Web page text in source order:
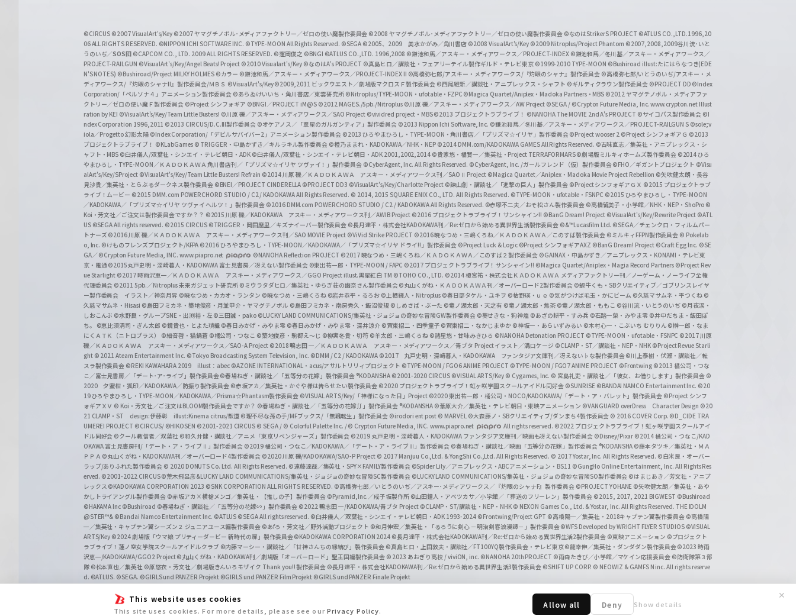
This website uses cookies
This site uses cookies. For more details, please see ourPrivacy Policy.
Allow all Deny Show details
✕
c
h
w
a
r
z
b
e
O
f
f
i
c
i
a
l
C
h
a
n
n
e
l
©CIRCUS ©2007 VisualArt's/Key ©2007 ヤマグチノボル･メディアファクトリー／ゼロの使い魔製作委員会 ©2008 ヤマグチノボル･メディアファクトリー／ゼロの使い魔製作委員会 ©なのはStrikerS PROJECT ©ATLUS CO.,LTD.1996,20
06 ALL RIGHTS RESERVED. ©NIPPON ICHI SOFTWARE INC. ©TYPE-MOON All Rights Reserved. ©SEGA ©2005、2009 美水かがみ／角川書店 ©2008 VisualArt's/Key ©2009 Nitroplus/Project Phantom ©2007,2008,2009谷川流･いと
うのいぢ／SOS団 ©CAPCOM CO., LTD. 2009 ALL RIGHTS RESERVED. ©窪岡俊之 ©BNGI ©ATLUS CO.,LTD. 1996,2008 ©鎌池和馬／アスキー・メディアワークス／PROJECT-INDEX ©鎌池和馬／冬川基／アスキー・メディアワークス／
PROJECT-RAILGUN ©VisualArt's/Key/Angel Beats! Project ©2010 Visualart's/Key ©なのはA's PROJECT ©真島ヒロ／講談社・フェアリーテイル製作ギルド・テレビ東京 ©1999-2010 TYPE-MOON ©Bushiroad illust:たにはらなつき(EDE
N'S NOTES) ©Bushiroad/Project MILKY HOLMES ©カラー ©鎌池和馬／アスキー・メディアワークス／PROJECT-INDEX II ©高橋弥七郎/アスキー・メディアワークス/『灼眼のシャナ』製作委員会 ©高橋弥七郎/いとうのいぢ/アスキー・メ
ディアワークス/『灼眼のシャナII』製作委員会/ＭＢＳ ©VisualArt's/Key©2009,2011 ビックウエスト／劇場版マクロスＦ製作委員会 ©西尾維新／講談社・アニプレックス・シャフト ©ギルティクラウン製作委員会 ©PROJECT DD ©Index
Corporation/「ペルソナ４」アニメーション製作委員会 ©あらゐけいいち・角川書店／東雲研究所 ©Nitroplus/TYPE-MOON・ufotable・FZPC ©Magica Quartet/Aniplex・Madoka Partners・MBS ©2012 ヤマグチノボル・メディアファ
クトリー／ゼロの使い魔Ｆ製作委員会 ©Project シンフォギア ©BNGI／PROJECT iM@S ©2012 MAGES./5pb./Nitroplus ©川原 礫／アスキー・メディアワークス／AW Project ©SEGA / ©Crypton Future Media, Inc. www.crypton.net Illust
ration by KEI ©VisualArt's/Key/Team Little Busters! ©川原 礫／アスキー・メディアワークス／SAO Project ©vividred project・MBS ©2013 プロジェクトラブライブ！ ©NANOHA The MOVIE 2nd A's PROJECT ©サイコパス製作委員会 ©I
ndex Corporation 1996,2011 ©2013 CIRCUS/D.C.III製作委員会 ©オケアノス／「翠星のガルガンティア」製作委員会 ©2013 Nippon Ichi Software, Inc. ©鎌池和馬／冬川基／アスキー・メディアワークス／PROJECT-RAILGUN S ©sole;v
iola／Progetto 幻影太陽 ©Index Corporation/「デビルサバイバー2」アニメーション製作委員会 ©2013 ひろやまひろし・TYPE-MOON・角川書店／「プリズマ☆イリヤ」製作委員会©Project wooser 2 ©Project シンフォギアＧ ©2013
プロジェクトラブライブ！ ©KLabGames © TRIGGER・中島かずき／キルラキル製作委員会 ©橙乃ままれ・KADOKAWA／NHK・NEP ©2014 DMM.com/KADOKAWA GAMES All Rights Reserved. ©古味直志／集英社・アニプレックス・シ
ャフト・MBS ©臼井儀人/双葉社・シンエイ・テレビ朝日・ADK ©臼井儀人/双葉社・シンエイ・テレビ朝日・ADK 2001,2002,2014 ©貴家悠・橘賢一／集英社・Project TERRAFORMARS©劇場版ミルキィホームズ製作委員会 ©2014 ひろ
やまひろし・TYPE-MOON／ＫＡＤＯＫＡＷＡ 角川書店刊／「プリズマ☆イリヤ ツヴァイ！」製作委員会 ©CyberAgent, Inc. All Rights Reserved. ©CyberAgent, Inc. /ガールフレンド（仮）製作委員会©FHO／ギガントプロジェクト ©Visu
alArt's/Key/SProject ©VisualArt's/Key/Team Little Busters! Refrain ©2014 川原 礫／ＫＡＤＯＫＡＷＡ アスキー・メディアワークス刊／SAOⅡ Project ©Magica Quartet／Aniplex・Madoka Movie Project Rebellion ©矢吹健太朗・長谷
見沙貴／集英社・とらぶるダークネス製作委員会 ©BNEI／PROJECT CINDERELLA ©PROJECT DD3 ©VisualArt's/Key/Charlotte Project ©諫山創・講談社／「進撃の巨人」製作委員会 ©Project シンフォギアＧＸ ©2015 プロジェクトラブ
ライブ！ムービー ©2015 DMM.com POWERCHORD STUDIO / C2 / KADOKAWA All Rights Reserved. © 2014, 2015 SQUARE ENIX CO., LTD. All Rights Reserved. ©TYPE-MOON・ufotable・FSNPC ©2015 ひろやまひろし・TYPE-MOON
／KADOKAWA／「プリズマ☆イリヤ ツヴァイ ヘルツ！」製作委員会 ©2016 DMM.com POWERCHORD STUDIO / C2 / KADOKAWA All Rights Reserved. ©赤塚不二夫／おそ松さん製作委員会 ©高橋留美子・小学館／NHK・NEP・ShoPro ©
Koi・芳文社／ご注文は製作委員会ですか？？ ©2015 川原 礫／KADOKAWA アスキー・メディアワークス刊／AWIB Project ©2016 プロジェクトラブライブ！サンシャイン!! ©BanG Dream! Project ©VisualArt's/Key/Rewrite Project ©ATL
US ©SEGA All rights reserved. ©2015 CIRCUS ©TRIGGER・岡田麿里／キズナイーバー製作委員会 ©長月達平・株式会社KADOKAWA刊／Re:ゼロから始める異世界生活製作委員会 ©&™Lucasfilm Ltd. ©SEGA／チェンクロ・フィルムパー
トナーズ©2016 川原 礫／ＫＡＤＯＫＡＷＡ アスキー・メディアワークス刊／SAO MOVIE Project ©ViVid Strike PROJECT ©2016 暁なつめ・三嶋くろね／ＫＡＤＯＫＡＷＡ／このすば製作委員会 ©ミルキィFFPN製作委員会 © Pokelab
o, Inc. ©けものフレンズプロジェクト/KFPA ©2016 ひろやまひろし・TYPE-MOON／KADOKAWA／「プリズマ☆イリヤ ドライ!!」製作委員会 ©Project Luck & Logic ©Project シンフォギアAXZ ©BanG Dream! Project ©Craft Egg Inc. ©SE
GA／ ©Crypton Future Media, INC. www.piapro.net
©NANOHA Reflection PROJECT ©2017 暁なつめ・三嶋くろね／ＫＡＤＯＫＡＷＡ／このすば２製作委員会 ©GAINAX・中島かずき／アニプレックス・KONAMI・テレビ東
京・電通 ©2015丸戸史明・深崎暮人・KADOKAWA 富士見書房／冴えない製作委員会 ©東出祐一郎・TYPE-MOON / FAPC ©2017 プロジェクトラブライブ！サンシャイン!! ©Magica Quartet/Aniplex・Magia Record Partners ©Project Rev
ue Starlight ©2017 時雨沢恵一／ＫＡＤＯＫＡＷＡ アスキー・メディアワークス／GGO Project illust.黒星紅白 TM ©TOHO CO., LTD. ©2014 榎宮祐・株式会社ＫＡＤＯＫＡＷＡ メディアファクトリー刊／ノーゲーム・ノーライフ全権
代理委員会 ©2011 5pb.／Nitroplus 未来ガジェット研究所 ©ミウラタダヒロ／集英社・ゆらぎ荘の幽奈さん製作委員会©丸山くがね・ＫＡＤＯＫＡＷＡ刊／オーバーロード2製作委員会 ©蝸牛くも・SBクリエイティブ／ゴブリンスレイヤ
ー製作委員会 イラスト／神奈月昇 ©暁なつめ・カカオ・ランタン ©暁なつめ・三嶋くろね ©岩井恭平・るろお ©上栖綴人・Nitroplus ©春日部タケル・ユキヲ ©枯野瑛・ｕｅ ©気がつけば毛玉・かにビーム ©久慈マサムネ・平つくね ©
久慈マサムネ・Hisasi ©島田フミカネ・築地俊彦・月並甲介・ヤマグチノボル ©島田フミカネ・南房秀久・飯沼俊規 ©しめさば・ぶーた ©竜ノ湖太郎・天之有 ©竜ノ湖太郎・焦茶 ©竜ノ湖太郎・ももこ ©谷川流・いとうのいぢ ©月夜涙・
しおこんぶ ©水野良・グループSNE・出渕裕・左©三田誠・pako ©LUCKY LAND COMMUNICATIONS/集英社・ジョジョの奇妙な冒険GW製作委員会 ©葵せきな・狗神煌 ©あざの耕平・すみ兵 ©石踏一榮・みやま零 ©井中だちま・飯田ぽ
ち。
©恵比須清司・ぎん太郎 ©鏡貴也・とよた瑣織 ©春日みかげ・みやま零 ©春日みかげ・みやま零・深井涼介 ©賀東招二・四季童子 ©賀東招二・なかじまゆか ©神坂一・あらいずみるい ©木村心一・こぶいち むりりん ©榊一郎・なま
にくＡＴＫ（ニトロプラス） ©細音啓・猫鍋蒼 ©橘公司・つなこ ©築地俊彦・駒都え～じ ©柳実冬貴・切符 ©羊太郎・三嶋くろね ©諸星悠・甘味みきひろ ©NANOHA Detonation PROJECT ©TYPE-MOON・ufotable・FSNPC ©2017 川原
礫／ＫＡＤＯＫＡＷＡ アスキー・メディアワークス／SAO-A Project ©2018 鴨志田 一／ＫＡＤＯＫＡＷＡ アスキー・メディアワークス／青ブタ Project イラスト／溝口ケージ ©CLAMP・ST／講談社・NEP・NHK ©Project Revue Starli
ght © 2021 Ateam Entertainment Inc. ©Tokyo Broadcasting System Television, Inc. ©DMM / C2 / KADOKAWA ©2017 丸戸史明・深崎暮人・KADOKAWA ファンタジア文庫刊／冴えない♭な製作委員会©川上泰樹・伏瀬・講談社／転
スラ製作委員会 ©REKI KAWAHARA 2019 illust：abec ©AZONE INTERNATIONAL・acus/アサルトリリィプロジェクト ©TYPE-MOON / FGO6 ANIME PROJECT ©TYPE-MOON / FGO7 ANIME PROJECT ©Frontwing ©2013 橘公司・つな
こ／富士見書房／「デート･ア･ライブ」製作委員会©春場ねぎ・講談社／「五等分の花嫁」製作委員会 ®KODANSHA ©2001-2020 CIRCUS ©VISUAL ARTS/Key © Cygames, Inc. © 宮島礼吏・講談社／「彼女、お借りします」製作委員会 ©
2020 夕蜜柑・狐印／KADOKAWA／防振り製作委員会 ©赤坂アカ／集英社・かぐや様は告らせたい製作委員会 ©2020 プロジェクトラブライブ！虹ヶ咲学園スクールアイドル同好会 ©SUNRISE ©BANDAI NAMCO Entertainment Inc. ©20
19 ひろやまひろし・TYPE-MOON／KADOKAWA／Prisma☆Phantasm製作委員会 ©VISUAL ARTS/Key/「神様になった日」Project ©2020 東出祐一郎・橘公司・NOCO/KADOKAWA/「デート・ア・バレット」製作委員会 ©Project シンフ
ォギアＸＶ © Koi・芳文社／ご注文はBLOOM製作委員会ですか？ ©春場ねぎ・講談社／「五等分の花嫁∬」製作委員会 ®KODANSHA ©葦原大介／集英社・テレビ朝日・東映アニメーション ©VANGUARD overDress Character Design ©20
21 CLAMP・ST design:伊藤彰 illust:Kinema citrus/獣道 ©理不尽な孫の手/MFブックス/「無職転生」製作委員会 ©irodori ent post © MARVEL ©大森藤ノ・SBクリエイティブ/ダンまち4製作委員会 © 2016 COVER Corp. ©D_CIDE TRA
UMEREI PROJECT ©CIRCUS/ ©HIKOSEN ©2001-2021 CIRCUS © SEGA / © Colorful Palette Inc. / © Crypton Future Media, INC. www.piapro.net All rights reserved. ©2022 プロジェクトラブライブ！虹ヶ咲学園スクールアイ
ドル同好会 ©クール教信者／双葉社 ©和久井健・講談社／アニメ「東京リベンジャーズ」製作委員会 ©2019 丸戸史明・深崎暮人・KADOKAWA ファンタジア文庫刊／映画も冴えない製作委員会 ©Disney/Pixar ©2014 橘公司・つなこ/KAD
OKAWA 富士見書房刊/「デート・ア・ライブⅡ」製作委員会 ©2019 橘公司・つなこ／KADOKAWA／「デート・ア・ライブⅢ」製作委員会 ©春場ねぎ・講談社／映画「五等分の花嫁」製作委員会 ®KODANSHA ©藤本タツキ／集英社・ＭＡ
ＰＰＡ ©丸山くがね・KADOKAWA刊／オーバーロード4製作委員会 ©2020 川原 礫/KADOKAWA/SAO-P Project © 2017 Manjuu Co.,Ltd. & YongShi Co.,Ltd. All Rights Reserved. © 2017 Yostar, Inc. All Rights Reserved. ©白米良・オーバー
ラップ/ありふれた製作委員会 © 2020 DONUTS Co. Ltd. All Rights Reserved. ©遠藤達哉／集英社・SPY×FAMILY製作委員会 ©Spider Lily／アニプレックス・ABCアニメーション・BS11 ©GungHo Online Entertainment, Inc. All Rights Res
erved. ©2001-2022 CIRCUS©荒木飛呂彦&LUCKY LAND COMMUNICATIONS/集英社・ジョジョの奇妙な冒険SC製作委員会 ©LUCKY LAND COMMUNICATIONS/集英社・ジョジョの奇妙な冒険SO製作委員会 ©はまじあき／芳文社・アニプ
レックス ©KADOKAWA CORPORATION 2023 ©SNK CORPORATION ALL RIGHTS RESERVED. ©高橋弥七郎／いとうのいぢ／アスキー･メディアワークス／『灼眼のシャナF』製作委員会 ©PROJECT YOHANE ©矢吹健太朗／集英社・あや
かしトライアングル製作委員会 ©赤坂アカ×横槍メンゴ／集英社・【推しの子】製作委員会 ©Pyramid,Inc.／成子坂製作所 ©山田鐘人・アベツカサ／小学館／「葬送のフリーレン」製作委員会 ©2015, 2017, 2021 BIGWEST ©Bushiroad
©HAKAMA Inc ©Bushiroad ©春場ねぎ・講談社／「五等分の花嫁∽」製作委員会 ©2022 鴨志田 一/KADOKAWA/青ブタ Project ©CLAMP・ST/講談社・NEP・NHK © NEXON Games Co., Ltd. & Yostar, Inc. All Rights Reserved. THE IDOLM
@STER™& ©Bandai Namco Entertainment Inc. ©ATLUS ©SEGA All rights reserved. ©臼井儀人／双葉社・シンエイ・テレビ朝日・ADK 1993-2024 ©Frontwing/Project GPT ©高橋陽一／集英社・2018キャプテン翼製作委員会 ©高橋陽
一／集英社・キャプテン翼シーズン２ ジュニアユース編製作委員会 ©あfろ・芳文社／野外活動プロジェクト ©和月伸宏／集英社・「るろうに剣心 －明治剣客浪漫譚－」製作委員会©WFS Developed by WRIGHT FLYER STUDIOS ©VISUAL
ARTS/Key ©2024 劇場版「ウマ娘 プリティーダービー 新時代の扉」製作委員会©KADOKAWA CORPORATION 2024 ©長月達平・株式会社KADOKAWA刊／Re:ゼロから始める異世界生活2製作委員会 ©東映アニメーション ©プロジェクト
ラブライブ！蓮ノ空女学院スクールアイドルクラブ ©内藤マーシー・講談社／「甘神さんちの縁結び」製作委員会 ©真島ヒロ・上田敦夫・講談社／FT100YQ製作委員会・テレビ東京©龍幸伸／集英社・ダンダダン製作委員会©2023 時雨
沢恵一/KADOKAWA/GGO2 Project©丸山くがね・KADOKAWA刊／劇場版「オーバーロード」聖王国編製作委員会 © 2023 あおぎり高校 / viviON, inc. ©NANOHA 20th PROJECT ©雨森たきび／小学館／マケイン応援委員会 ©防衛隊第３部
隊 ©松本直也／集英社 ©原悠衣・芳文社／劇場版きんいろモザイク Thank you!! 製作委員会 ©長月達平・株式会社KADOKAWA刊／Re:ゼロから始める異世界生活3製作委員会 ©SHIFT UP CORP. © NEOWIZ & GAMFS N inc. All rights reserve
d. ©ATLUS. ©SEGA. ©GIRLS und PANZER Projekt ©GIRLS und PANZER Film Projekt ©GIRLS und PANZER Finale Projekt